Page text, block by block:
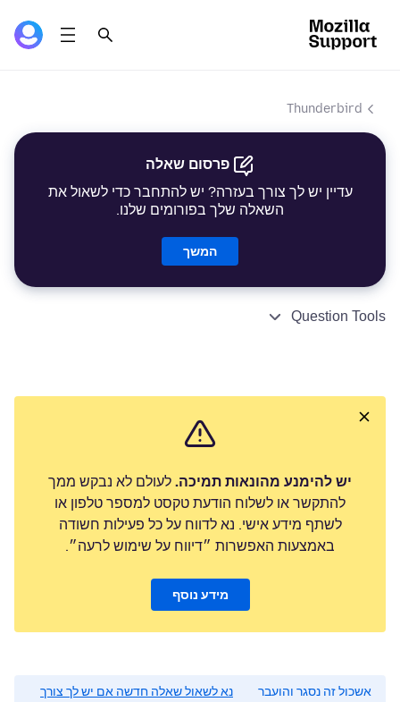
Thunderbird
פרסום שאלה
עדיין יש לך צורך בעזרה? יש להתחבר כדי לשאול את
השאלה שלך בפורומים שלנו.
המשך
Question Tools
יש להימנע מהונאות תמיכה. לעולם לא נבקש ממך
להתקשר או לשלוח הודעת טקסט למספר טלפון או
לשתף מידע אישי. נא לדווח על כל פעילות חשודה
באמצעות האפשרות ״דיווח על שימוש לרעה״.
מידע נוסף
אשכול זה נסגר והועבר
נא לשאול שאלה חדשה אם יש לך צורך